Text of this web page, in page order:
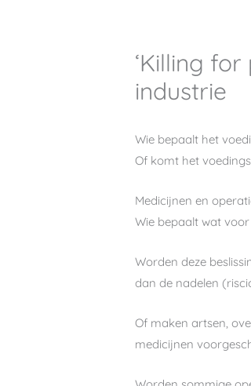
‘Killing
industrie
Wie bepaalt het
Of komt het
Medicijnen en
Wie bepaalt wat
Worden deze
dan de nadelen
Of maken artsen,
medicijnen